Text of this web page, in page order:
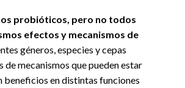
probióticos, pero no todos
efectos y mecanismos de
géneros, especies y cepas
de mecanismos que pueden estar
beneficios en distintas funciones